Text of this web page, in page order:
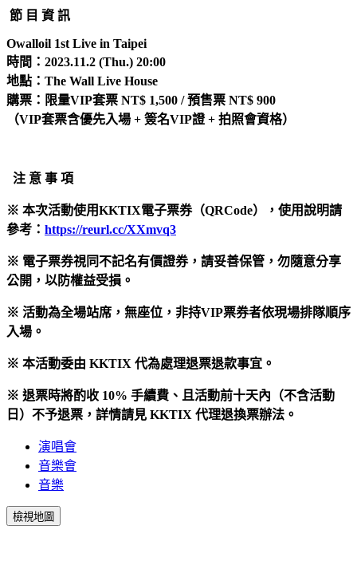
節 目 資 訊
Owalloil 1st Live in Taipei
時間：2023.11.2 (Thu.) 20:00
地點：The Wall Live House
購票：限量VIP套票 NT$ 1,500 / 預售票 NT$ 900
（VIP套票含優先入場 + 簽名VIP證 + 拍照會資格）
注 意 事 項
※ 本次活動使用KKTIX電子票券（QRCode），使用說明請
參考： https://reurl.cc/XXmvq3
※ 電子票券視同不記名有價證券，請妥善保管，勿隨意分享
公開，以防權益受損。
※ 活動為全場站席，無座位，非持VIP票券者依現場排隊順序
入場。
※ 本活動委由 KKTIX 代為處理退票退款事宜。
※ 退票時將酌收 10% 手續費、且活動前十天內（不含活動
日）不予退票，詳情請見 KKTIX 代理退換票辦法。
演唱會
音樂會
音樂
檢視地圖